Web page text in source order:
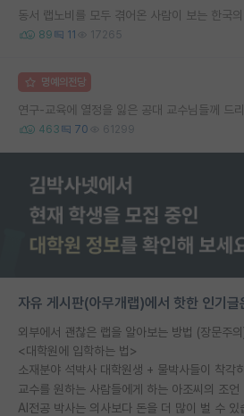
89 11 17265
명예의전당
463 70 61299
자유 게시판(아무개랩)에서 핫한 인기글
외부에서 괜찮은 랩을 알아보는 방법 (장문주
<대학원에 입학하는 법>
소재분야 석박사 대학원생 + 물박사들이 착각
교수를 원하는 사람들에게 하는 아조씨의 조언
AI전공 박사는 의사보다 돈을 더 많이 벌 수 있